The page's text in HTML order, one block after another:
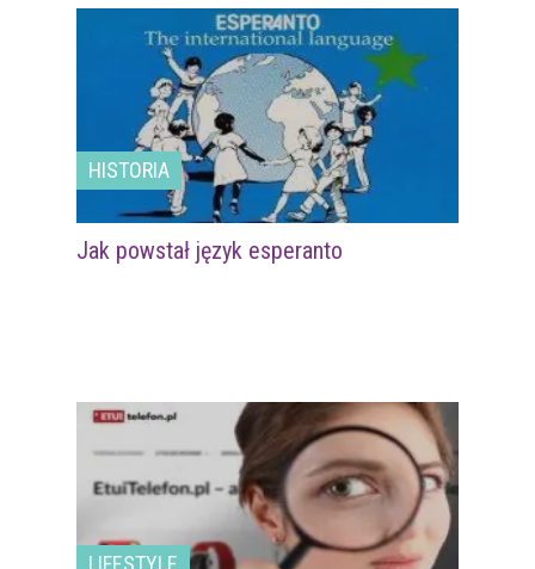
HISTORIA
Jak powstał język esperanto
LIFESTYLE